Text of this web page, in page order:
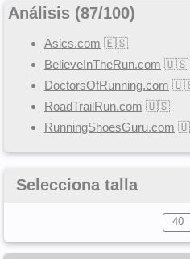
Análisis (87/100)
Asics.com 🇪🇸
BelieveInTheRun.com 🇺🇸
DoctorsOfRunning.com
RoadTrailRun.com 🇺🇸
RunningShoesGuru.com
Selecciona talla
40